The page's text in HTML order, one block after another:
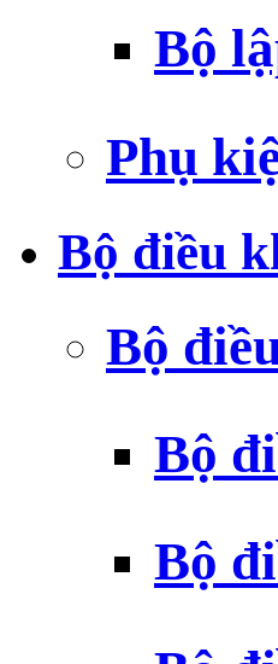
Bộ
Phụ
Bộ điều
Bộ
Bộ
Bộ